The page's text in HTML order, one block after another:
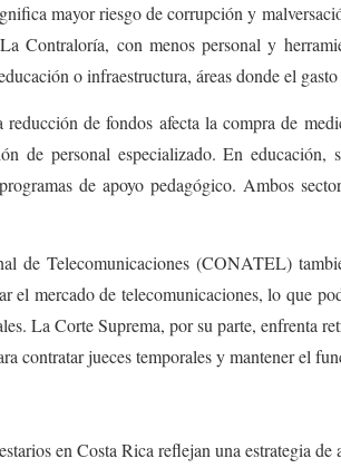
mayor riesgo de corrupción y
Contraloría, con menos personal y
o infraestructura, áreas donde el
de fondos afecta la compra de
de personal especializado. En educación,
de apoyo pedagógico. Ambos
de Telecomunicaciones (CONATEL)
el mercado de telecomunicaciones, lo que
La Corte Suprema, por su parte, enfrenta
contratar jueces temporales y mantener el
en Costa Rica reflejan una estrategia